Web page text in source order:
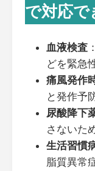
で対応で
血液検査
どを緊急
痛風発作
と発作予
尿酸降下
さないた
生活習慣
脂質異常